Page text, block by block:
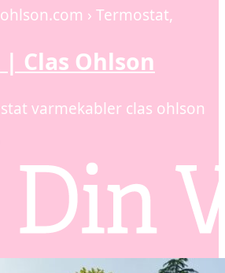
› Termostat,
Clas Ohlson
varmekabler clas ohlson